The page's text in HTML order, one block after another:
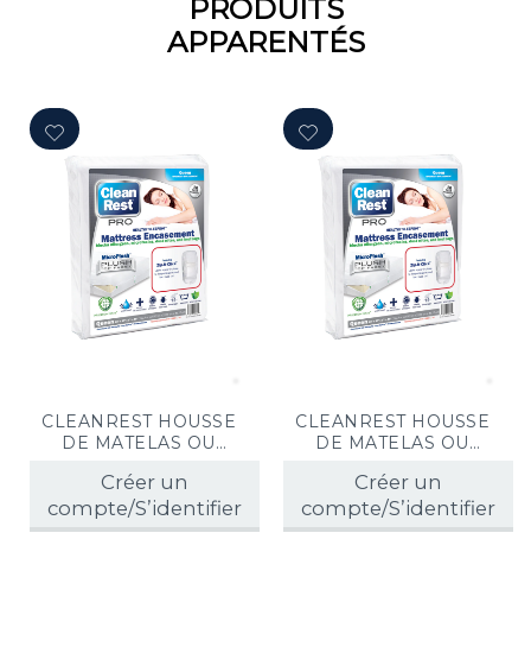
PRODUITS
APPARENTÉS
CLEANREST HOUSSE
DE MATELAS OU
PUNAISES DE LIT
90X190X18-38CM
Créer un
compte/S’identifier
CLEANREST HOUSSE
DE MATELAS OU
PUNAISES DE LIT
135x190x28-45CM
Créer un
compte/S’identifier